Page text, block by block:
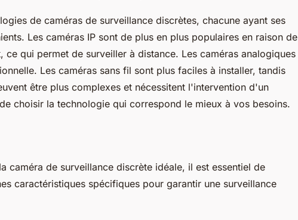
de caméras de surveillance discrètes, chacune ayant ses
Les caméras IP sont de plus en plus populaires en raison de
ce qui permet de surveiller à distance. Les caméras analogiques
Les caméras sans fil sont plus faciles à installer, tandis
être plus complexes et nécessitent l'intervention d'un
choisir la technologie qui correspond le mieux à vos besoins.
caméra de surveillance discrète idéale, il est essentiel de
caractéristiques spécifiques pour garantir une surveillance